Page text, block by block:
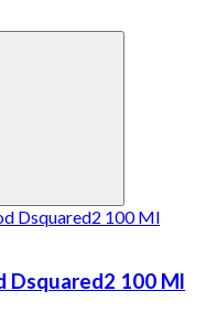
Dsquared2 100 Ml